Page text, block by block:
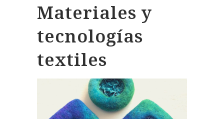
Materiales y
tecnologías
textiles